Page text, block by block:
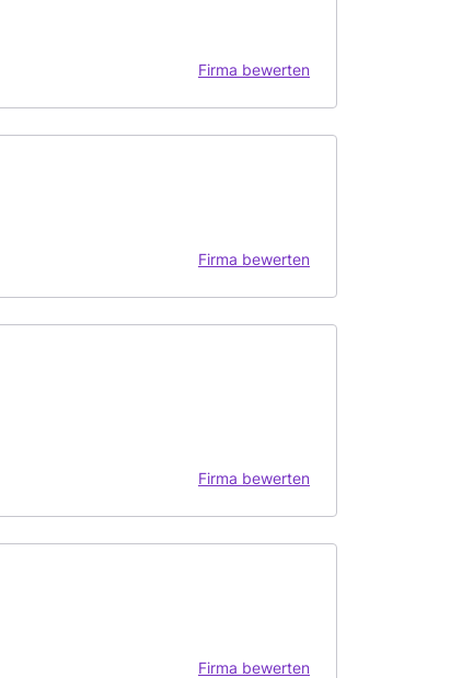
Firma bewerten
Firma bewerten
Firma bewerten
Firma bewerten